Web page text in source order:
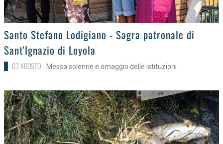
>
Santo Stefano Lodigiano - Sagra patronale di
Sant'Ignazio di Loyola
03 AGOSTO Messa solenne e omaggio delle istituzioni